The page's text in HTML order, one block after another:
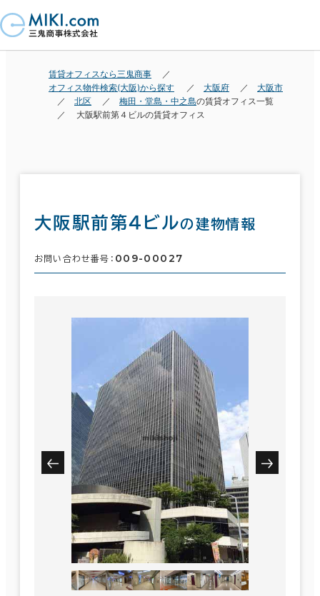
賃貸オフィスなら三鬼商事
オフィス物件検索(大阪)から探す
大阪府
大阪市
北区
梅田・堂島・中之島の賃貸オフィス一覧
大阪駅前第４ビルの賃貸オフィス
大阪駅前第４ビルの建物情報
お問い合わせ番号： 009-00027